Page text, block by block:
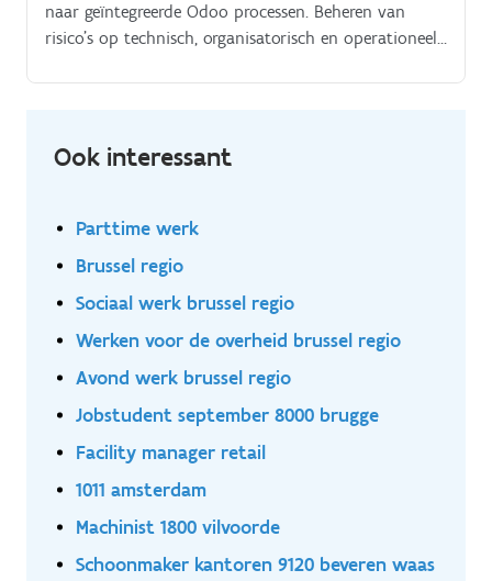
naar geïntegreerde Odoo processen. Beheren van
risico's op technisch, organisatorisch en operationeel
Ook interessant
Parttime werk
Brussel regio
Sociaal werk brussel regio
Werken voor de overheid brussel regio
Avond werk brussel regio
Jobstudent september 8000 brugge
Facility manager retail
1011 amsterdam
Machinist 1800 vilvoorde
Schoonmaker kantoren 9120 beveren waas